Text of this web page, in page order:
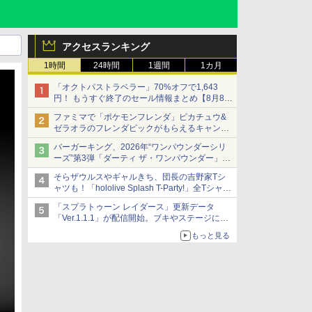
アクセスランキング
1時間 24時間 1週間 1カ月
「オクトパストラベラー」70%オフで1,643
円！ もうすぐ終了のセール情報まとめ【8月8日
更新】
ニンテンドーeショップでは「大神 絶景版」が
67%オフで990円
ファミマで「ポケモンフレンダ」ピカチュウ&
ゼラオラのフレンダピックがもらえるキャンペ
ーン開催！
バーガーキング、2026年“ワンパウンダーシリ
ーズ”第3弾「ダーティ ザ・ワンパウンダー」を
8月7日発売
「特製ガーリックマヨソース」を使用した超大
型チーズバーガー
そらザウルスやギャルきち、団長の吉野家Tシ
ャツも！「hololive Splash T-Party!」全Tシャツ
ラインナップ公開＆オンライン販売開始
「スプラトゥーン レイダース」更新データ
「Ver.1.1.1」が配信開始。ブキやステージに関
もっと見る